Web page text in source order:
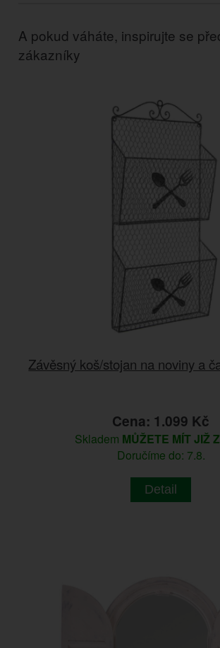
A pokud váháte, inspirujte se
zákazníky
Závěsný koš/stojan na noviny a
Cena: 1.099 Kč
Skladem MŮŽETE MÍT JIŽ
Doručíme do: 7.8.
Detail